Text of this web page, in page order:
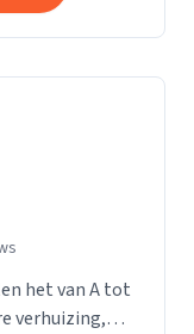
het van A tot
verhuizing,